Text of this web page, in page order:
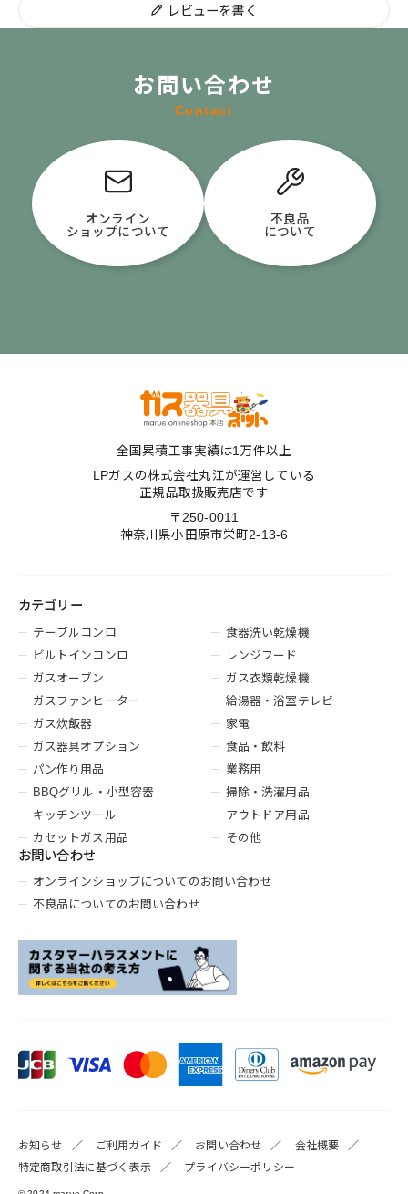
レビューを書く
お問い合わせ
Contact
オンライン
ショップについて
不良品
について
全国累積工事実績は1万件以上
LPガスの株式会社丸江が運営している
正規品取扱販売店です
〒250-0011
神奈川県小田原市栄町2-13-6
カテゴリー
テーブルコンロ
ビルトインコンロ
ガスオーブン
ガスファンヒーター
ガス炊飯器
ガス器具オプション
パン作り用品
BBQグリル・小型容器
キッチンツール
カセットガス用品
食器洗い乾燥機
レンジフード
ガス衣類乾燥機
給湯器・浴室テレビ
家電
食品・飲料
業務用
掃除・洗濯用品
アウトドア用品
その他
お問い合わせ
オンラインショップについてのお問い合わせ
不良品についてのお問い合わせ
お知らせ ご利用ガイド お問い合わせ
会社概要
特定商取引法に基づく表示
プライバシーポリシー